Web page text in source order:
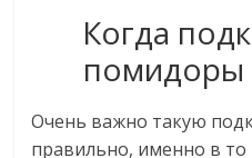
Когда
Очень важно такую
правильно, именно в